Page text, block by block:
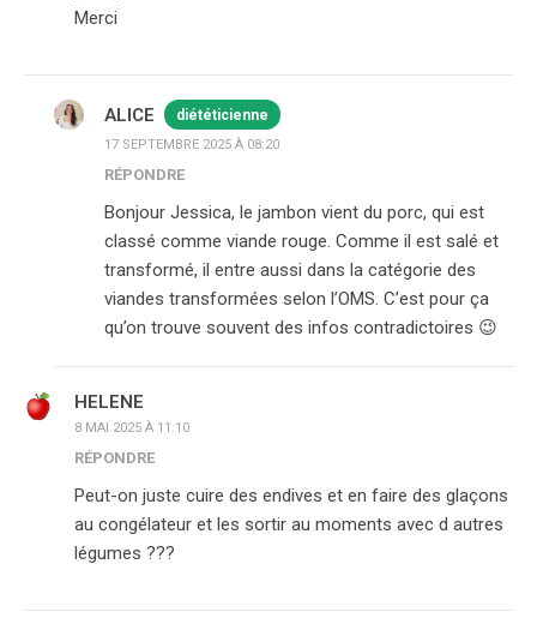
Merci
ALICE diététicienne
17 SEPTEMBRE 2025 À 08:20
RÉPONDRE
Bonjour Jessica, le jambon vient du porc, qui est
classé comme viande rouge. Comme il est salé et
transformé, il entre aussi dans la catégorie des
viandes transformées selon l’OMS. C’est pour ça
qu’on trouve souvent des infos contradictoires 😉
HELENE
8 MAI 2025 À 11:10
RÉPONDRE
Peut-on juste cuire des endives et en faire des glaçons
au congélateur et les sortir au moments avec d autres
légumes ???